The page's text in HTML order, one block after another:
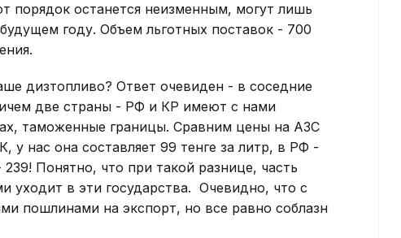
порядок останется неизменным, могут лишь
году. Объем льготных поставок - 700
дизтопливо? Ответ очевиден - в соседние
две страны - РФ и КР имеют с нами
таможенные границы. Сравним цены на АЗС
нас она составляет 99 тенге за литр, в РФ -
Понятно, что при такой разнице, часть
уходит в эти государства. Очевидно, что с
пошлинами на экспорт, но все равно соблазн